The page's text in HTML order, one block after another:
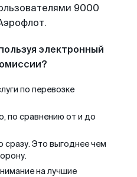
9000
электронный
по перевозке
по сравнению от и до
сразу. Это выгоднее чем
на лучшие